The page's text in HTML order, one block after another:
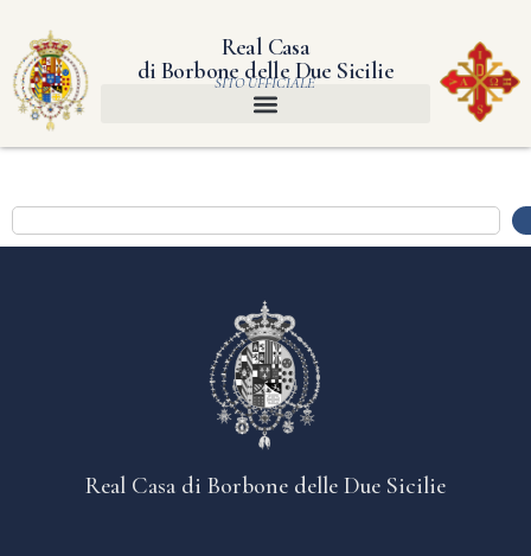
Real Casa
di Borbone delle Due Sicilie
SITO UFFICIALE
Real Casa di Borbone delle Due Sicilie